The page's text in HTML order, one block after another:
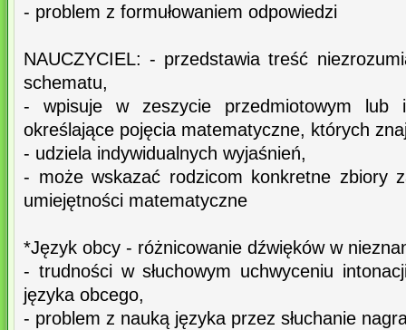
- problem z formułowaniem odpowiedzi
NAUCZYCIEL: - przedstawia treść
schematu,
- wpisuje w zeszycie przedmiotowym lub
określające pojęcia matematyczne, których
- udziela indywidualnych wyjaśnień,
- może wskazać rodzicom konkretne zbiory
umiejętności matematyczne
*Język obcy - różnicowanie dźwięków w
- trudności w słuchowym uchwyceniu
języka obcego,
- problem z nauką języka przez słuchanie